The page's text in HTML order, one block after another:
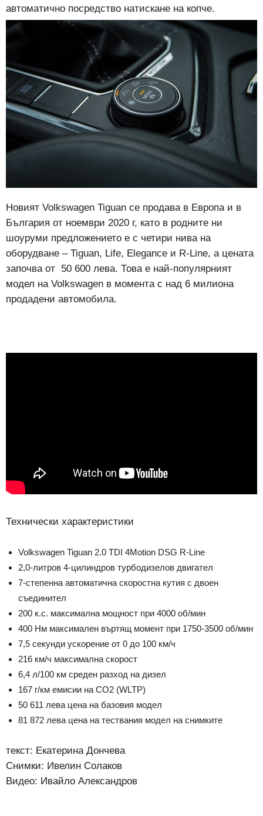
автоматично посредство натискане на копче.
Новият Volkswagen Tiguan се продава в Европа и в
България от ноември 2020 г, като в родните ни
шоуруми предложението е с четири нива на
оборудване – Tiguan, Life, Elegance и R-Line, а цената
започва от 50 600 лева. Това е най-популярният
модел на Volkswagen в момента с над 6 милиона
продадени автомобила.
Технически характеристики
Volkswagen Tiguan 2.0 TDI 4Motion DSG R-Line
2,0-литров 4-цилиндров турбодизелов двигател
7-степенна автоматична скоростна кутия с двоен
съединител
200 к.с. максимална мощност при 4000 об/мин
400 Нм максимален въртящ момент при 1750-3500 об/мин
7,5 секунди ускорение от 0 до 100 км/ч
216 км/ч максимална скорост
6,4 л/100 км среден разход на дизел
167 г/км емисии на СО2 (WLTP)
50 611 лева цена на базовия модел
81 872 лева цена на тествания модел на снимките
текст: Екатерина Дончева
Снимки: Ивелин Солаков
Видео: Ивайло Александров